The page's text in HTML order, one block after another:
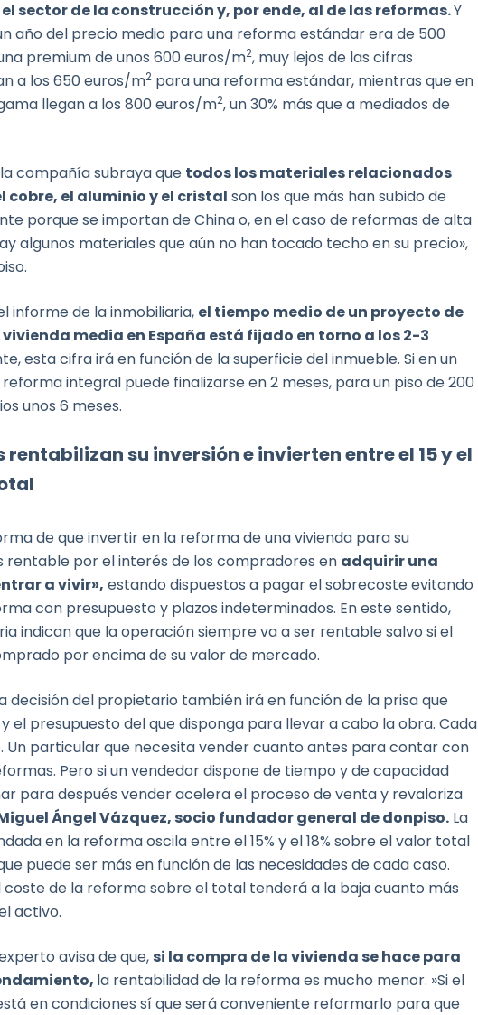
sector de la construcción y, por ende, al de las reformas.Y
año del precio medio para una reforma estándar era de 500
premium de unos 600 euros/m2, muy lejos de las cifras
a los 650 euros/m2 para una reforma estándar, mientras que en
llegan a los 800 euros/m2, un 30% más que a mediados de
compañía subraya que todos los materiales relacionados
cobre, el aluminio y el cristal son los que más han subido de
porque se importan de China o, en el caso de reformas de alta
algunos materiales que aún no han tocado techo en su precio»,
informe de la inmobiliaria, el tiempo medio de un proyecto de
media en España está fijado en torno a los 2-3
esta cifra irá en función de la superficie del inmueble. Si en un
integral puede finalizarse en 2 meses, para un piso de 200
unos 6 meses.
rentabilizan su inversión e invierten entre el 15 y el
de que invertir en la reforma de una vivienda para su
rentable por el interés de los compradores en adquirir una
a vivir», estando dispuestos a pagar el sobrecoste evitando
con presupuesto y plazos indeterminados. En este sentido,
indican que la operación siempre va a ser rentable salvo si el
por encima de su valor de mercado.
decisión del propietario también irá en función de la prisa que
el presupuesto del que disponga para llevar a cabo la obra. Cada
Un particular que necesita vender cuanto antes para contar con
Pero si un vendedor dispone de tiempo y de capacidad
para después vender acelera el proceso de venta y revaloriza
Ángel Vázquez, socio fundador general de donpiso. La
en la reforma oscila entre el 15% y el 18% sobre el valor total
puede ser más en función de las necesidades de cada caso.
coste de la reforma sobre el total tenderá a la baja cuanto más
activo.
avisa de que, si la compra de la vivienda se hace para
la rentabilidad de la reforma es mucho menor. »Si el
en condiciones sí que será conveniente reformarlo para que